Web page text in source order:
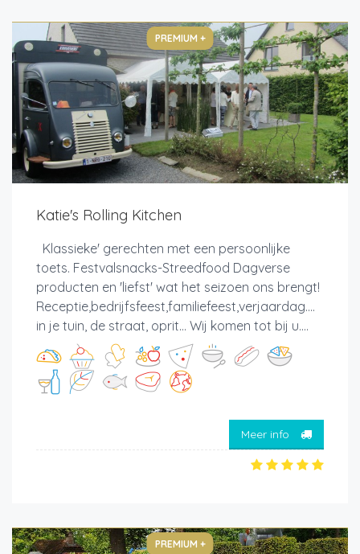
PREMIUM +
Katie's Rolling Kitchen
Klassieke' gerechten met een persoonlijke
toets. Festvalsnacks-Streedfood Dagverse
producten en 'liefst' wat het seizoen ons brengt!
Receptie,bedrijfsfeest,familiefeest,verjaardag....
in je tuin, de straat, oprit... Wij komen tot bij u....
Meer info
PREMIUM +